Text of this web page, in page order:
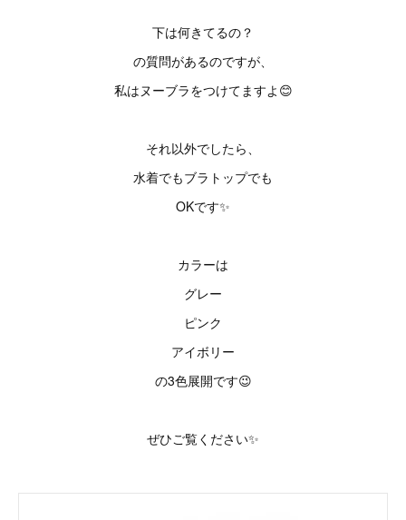
下は何きてるの？
の質問があるのですが、
私はヌーブラをつけてますよ😊
それ以外でしたら、
水着でもブラトップでも
OKです✨
カラーは
グレー
ピンク
アイボリー
の3色展開です😉
ぜひご覧ください✨